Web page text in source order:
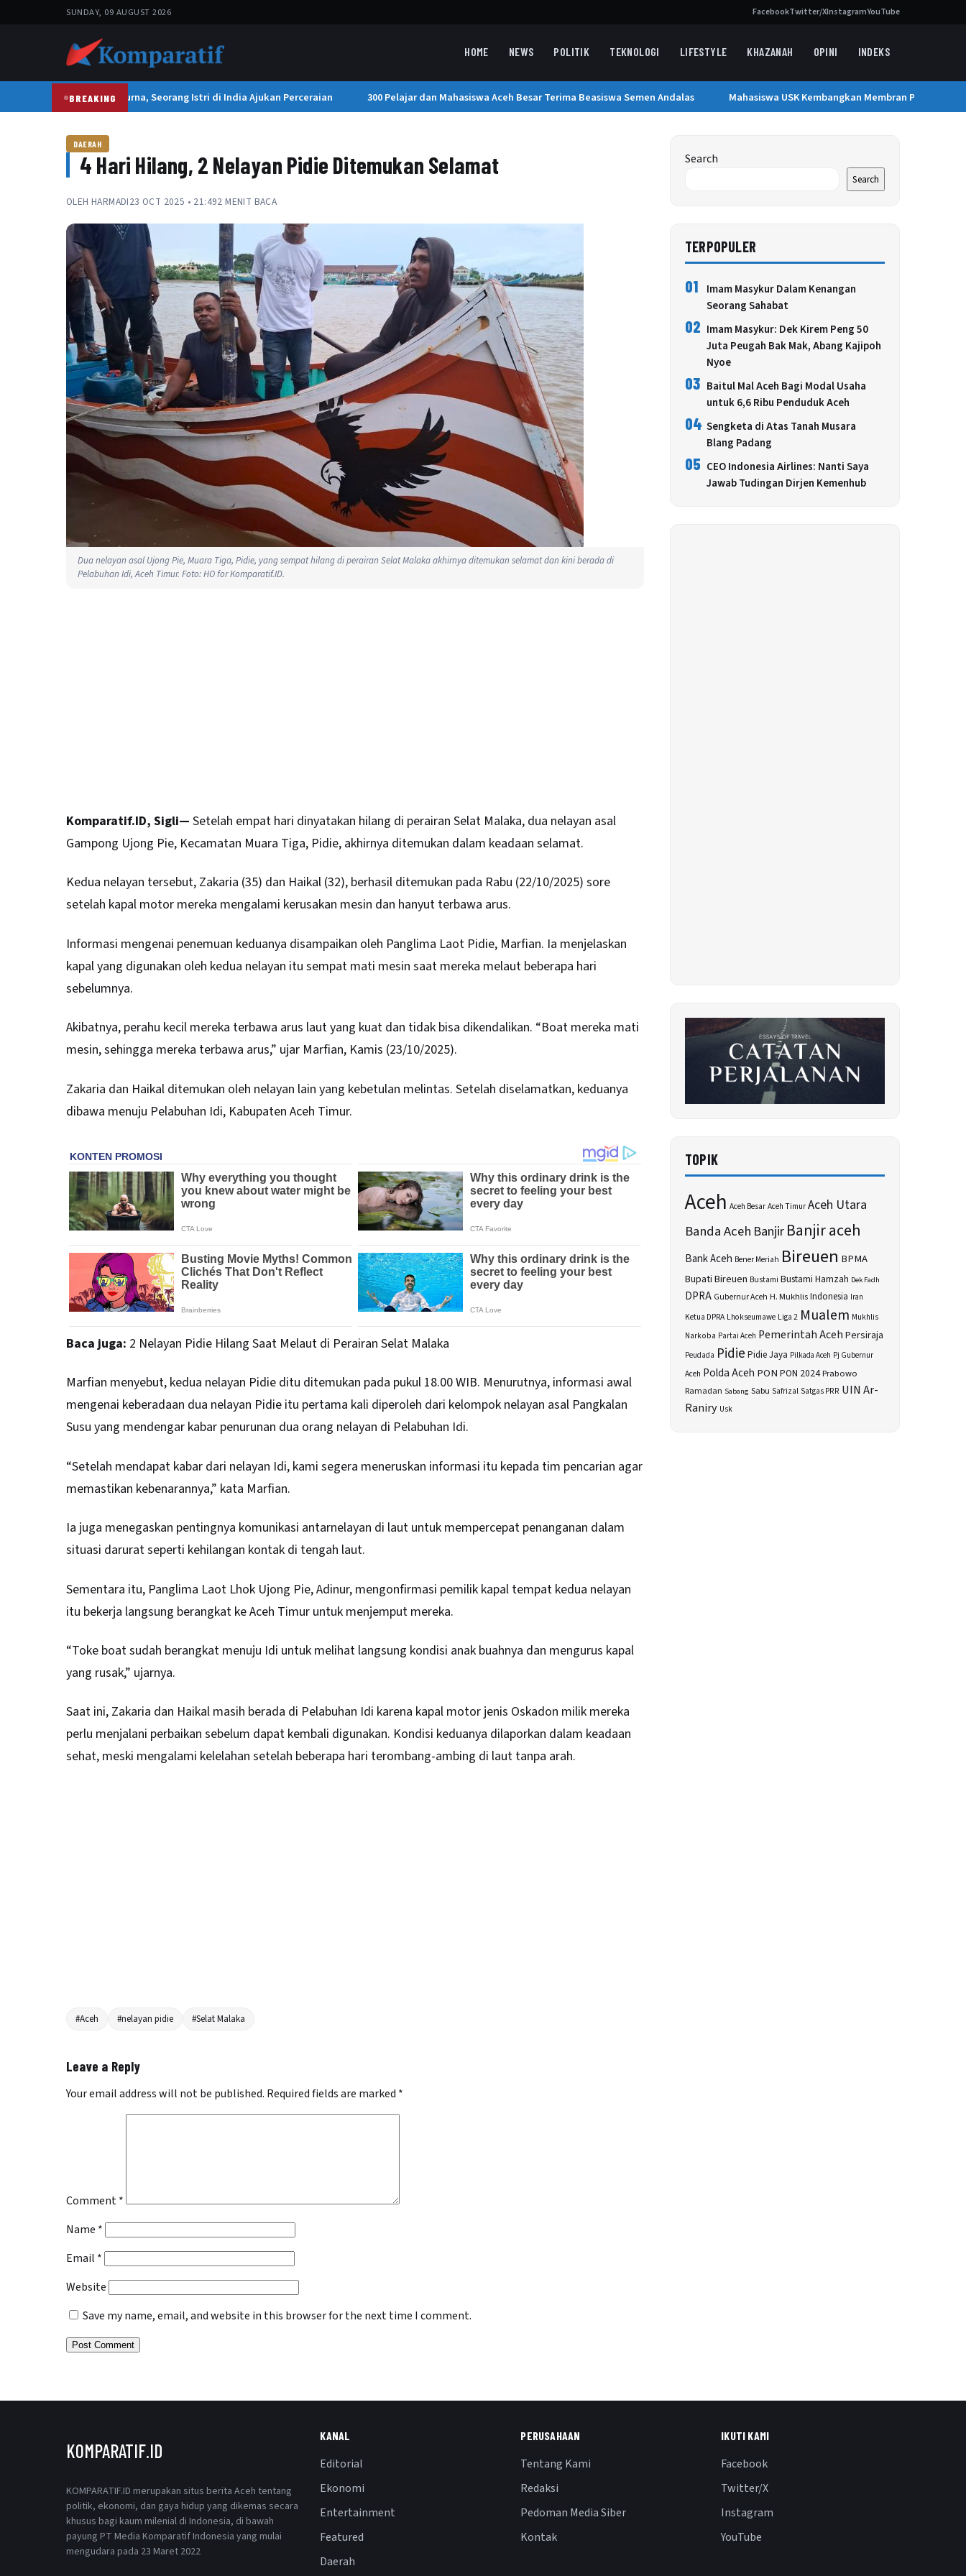
SUNDAY, 09 AUGUST 2026 FacebookTwitter/XInstagramYouTube
HOME NEWS POLITIK TEKNOLOGI LIFESTYLE KHAZANAH OPINI INDEKS
BREAKING
Suami Terlalu Sempurna, Seorang Istri di India Ajukan Perceraian 300 Pelajar dan Mahasiswa Aceh Besar Terima Beasiswa Semen Andalas Mahasiswa USK Kembangkan Membran Penyaring
DAERAH
4 Hari Hilang, 2 Nelayan Pidie Ditemukan Selamat
OLEH HARMADI23 OCT 2025 • 21:492 MENIT BACA
Dua nelayan asal Ujong Pie, Muara Tiga, Pidie, yang sempat hilang di perairan Selat Malaka akhirnya ditemukan selamat dan kini berada di
Pelabuhan Idi, Aceh Timur. Foto: HO for Komparatif.ID.
Komparatif.ID, Sigli— Setelah empat hari dinyatakan hilang di perairan Selat Malaka, dua nelayan asal
Gampong Ujong Pie, Kecamatan Muara Tiga, Pidie, akhirnya ditemukan dalam keadaan selamat.
Kedua nelayan tersebut, Zakaria (35) dan Haikal (32), berhasil ditemukan pada Rabu (22/10/2025) sore
setelah kapal motor mereka mengalami kerusakan mesin dan hanyut terbawa arus.
Informasi mengenai penemuan keduanya disampaikan oleh Panglima Laot Pidie, Marfian. Ia menjelaskan
kapal yang digunakan oleh kedua nelayan itu sempat mati mesin saat mereka melaut beberapa hari
sebelumnya.
Akibatnya, perahu kecil mereka terbawa arus laut yang kuat dan tidak bisa dikendalikan. “Boat mereka mati
mesin, sehingga mereka terbawa arus,” ujar Marfian, Kamis (23/10/2025).
Zakaria dan Haikal ditemukan oleh nelayan lain yang kebetulan melintas. Setelah diselamatkan, keduanya
dibawa menuju Pelabuhan Idi, Kabupaten Aceh Timur.
Baca juga: 2 Nelayan Pidie Hilang Saat Melaut di Perairan Selat Malaka
Marfian menyebut, kedua nelayan Pidie ditu ditemukan pada pukul 18.00 WIB. Menurutnya, informasi awal
mengenai keberadaan dua nelayan Pidie itu pertama kali diperoleh dari kelompok nelayan asal Pangkalan
Susu yang mendengar kabar penurunan dua orang nelayan di Pelabuhan Idi.
“Setelah mendapat kabar dari nelayan Idi, kami segera meneruskan informasi itu kepada tim pencarian agar
memastikan kebenarannya,” kata Marfian.
Ia juga menegaskan pentingnya komunikasi antarnelayan di laut untuk mempercepat penanganan dalam
situasi darurat seperti kehilangan kontak di tengah laut.
Sementara itu, Panglima Laot Lhok Ujong Pie, Adinur, mengonfirmasi pemilik kapal tempat kedua nelayan
itu bekerja langsung berangkat ke Aceh Timur untuk menjemput mereka.
“Toke boat sudah berangkat menuju Idi untuk melihat langsung kondisi anak buahnya dan mengurus kapal
yang rusak,” ujarnya.
Saat ini, Zakaria dan Haikal masih berada di Pelabuhan Idi karena kapal motor jenis Oskadon milik mereka
perlu menjalani perbaikan sebelum dapat kembali digunakan. Kondisi keduanya dilaporkan dalam keadaan
sehat, meski mengalami kelelahan setelah beberapa hari terombang-ambing di laut tanpa arah.
#Aceh #nelayan pidie #Selat Malaka
Leave a Reply
Your email address will not be published. Required fields are marked *
Comment*
Name *
Email *
Website
Save my name, email, and website in this browser for the next time I comment.
Search
Search
TERPOPULER
01
Imam Masykur Dalam Kenangan
Seorang Sahabat
02 Imam Masykur: Dek Kirem Peng 50
Juta Peugah Bak Mak, Abang Kajipoh
Nyoe
03 Baitul Mal Aceh Bagi Modal Usaha
untuk 6,6 Ribu Penduduk Aceh
04 Sengketa di Atas Tanah Musara
Blang Padang
05 CEO Indonesia Airlines: Nanti Saya
Jawab Tudingan Dirjen Kemenhub
TOPIK
Aceh Aceh BesarAceh TimurAceh Utara
Banda Aceh BanjirBanjir aceh
Bank Aceh Bener Meriah Bireuen BPMA
Bupati Bireuen Bustami Bustami Hamzah Dek Fadh
DPRA Gubernur Aceh H. MukhlisIndonesia Iran
Ketua DPRA Lhokseumawe Liga 2 Mualem Mukhlis
Narkoba Partai Aceh Pemerintah Aceh Persiraja
Peudada Pidie Pidie Jaya Pilkada Aceh Pj Gubernur
Aceh Polda Aceh PON PON 2024Prabowo
Ramadan Sabang Sabu Safrizal Satgas PRR UIN Ar-
Raniry Usk
KOMPARATIF.ID
KOMPARATIF.ID merupakan situs berita Aceh tentang
politik, ekonomi, dan gaya hidup yang dikemas secara
khusus bagi kaum milenial di Indonesia, di bawah
payung PT Media Komparatif Indonesia yang mulai
mengudara pada 23 Maret 2022
KANAL
Editorial
Ekonomi
Entertainment
Featured
Daerah
PERUSAHAAN
Tentang Kami
Redaksi
Pedoman Media Siber
Kontak
IKUTI KAMI
Facebook
Twitter/X
Instagram
YouTube